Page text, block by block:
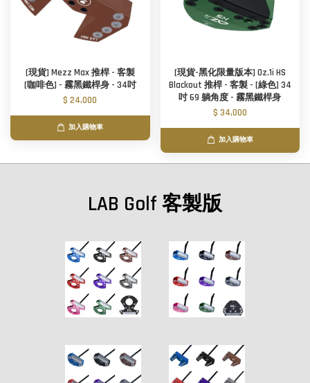
[現貨] Mezz Max 推桿 - 客製
[咖啡色] - 霧黑鐵桿身 - 34吋
$ 24,000
加入購物車
[現貨-黑化限量版本] Oz.1i HS
Blackout 推桿 - 客製 - [綠色] 34
吋 69 躺角度 - 霧黑鐵桿身
$ 34,000
加入購物車
LAB Golf 客製版